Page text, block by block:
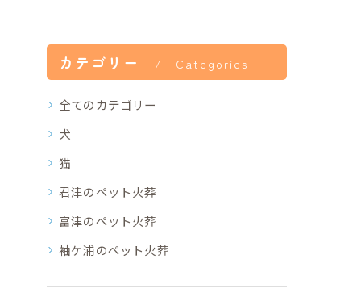
カテゴリー Categories
全てのカテゴリー
犬
猫
君津のペット火葬
富津のペット火葬
袖ケ浦のペット火葬